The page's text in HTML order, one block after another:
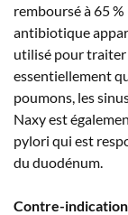
remboursé à 65 %
antibiotique
utilisé pour traiter
essentiellement
poumons, les
Naxy est
pylori qui est
du duodénum.
Contre-indication